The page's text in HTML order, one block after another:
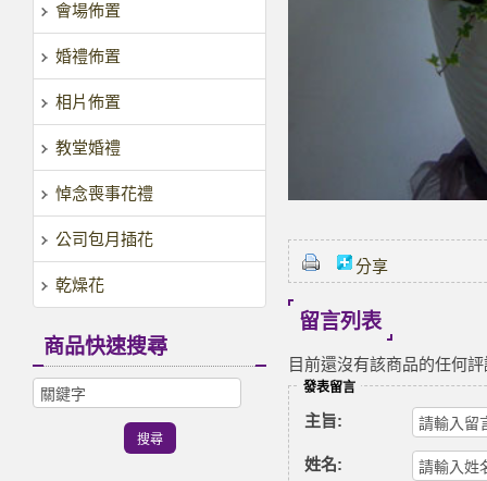
會場佈置
婚禮佈置
相片佈置
教堂婚禮
悼念喪事花禮
公司包月插花
乾燥花
商品快速搜尋
分享
留言列表
目前還沒有該商品的任何
發表留言
主旨:
姓名: